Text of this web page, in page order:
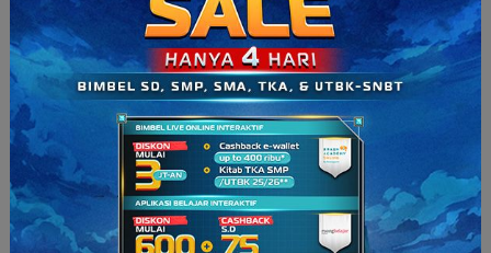
dalam waktu yang cepat. Setelah pasar perdana selesai,
perusahaan sudah berhak mendapatkan dananya.
– Adanya fleksibilitas pengelolaan data
Emiten diberikan kebebasan untuk mengelola data yang
dimiliki.
– Besar kecilnya dividen sesuai keuntungan perusahaan